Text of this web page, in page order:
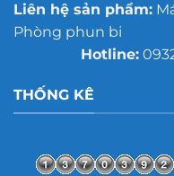
Liên hệ sản phẩm:
Phòng phun bi
Hotline:
THỐNG KÊ